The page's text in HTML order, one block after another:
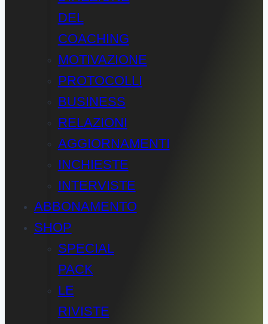
DEL
COACHING
MOTIVAZIONE
PROTOCOLLI
BUSINESS
RELAZIONI
AGGIORNAMENTI
INCHIESTE
INTERVISTE
ABBONAMENTO
SHOP
SPECIAL
PACK
LE
RIVISTE